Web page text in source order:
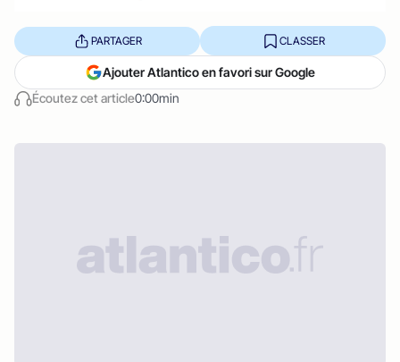
Écoutez cet article0:00min
PARTAGER CLASSER
Ajouter Atlantico en favori sur Google